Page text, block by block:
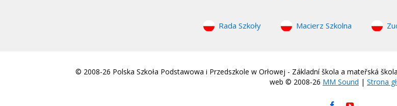
Rada Szkoły Macierz Szkolna
© 2008-26 Polska Szkoła Podstawowa i Przedszkole w Orłowej - Základní škola a mateřská
web © 2008-26 MM Sound | Strona